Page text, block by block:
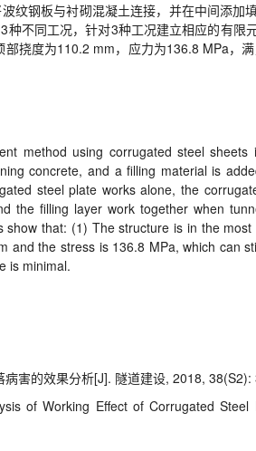
纹钢板与衬砌混凝土连接，并在中间添加
不同工况，针对3种工况建立相应的有限
挠度为110.2 mm，应力为136.8 MPa，
method using corrugated steel
concrete, and a filling material is
steel plate works alone, the
the filling layer work together when
that: (1) The structure is in the
the stress is 136.8 MPa, which can
is minimal.
害的效果分析[J]. 隧道建设, 2018,
of Working Effect of Corrugated